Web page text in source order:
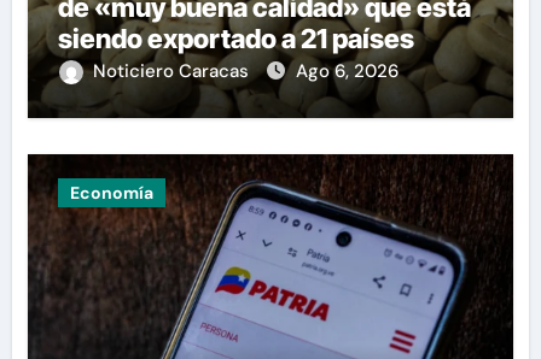
de «muy buena calidad» que está
siendo exportado a 21 países
Noticiero Caracas Ago 6, 2026
Economía